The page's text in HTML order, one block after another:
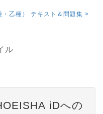
乙種） テキスト＆問題集 >
ル
iDへの